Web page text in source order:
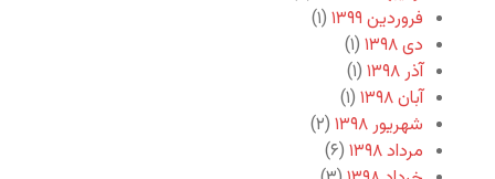
فروردین ۱۳۹۹
(۱)
دی ۱۳۹۸
(۱)
آذر ۱۳۹۸
(۱)
آبان ۱۳۹۸
(۱)
شهریور ۱۳۹۸
(۲)
مرداد ۱۳۹۸
(۶)